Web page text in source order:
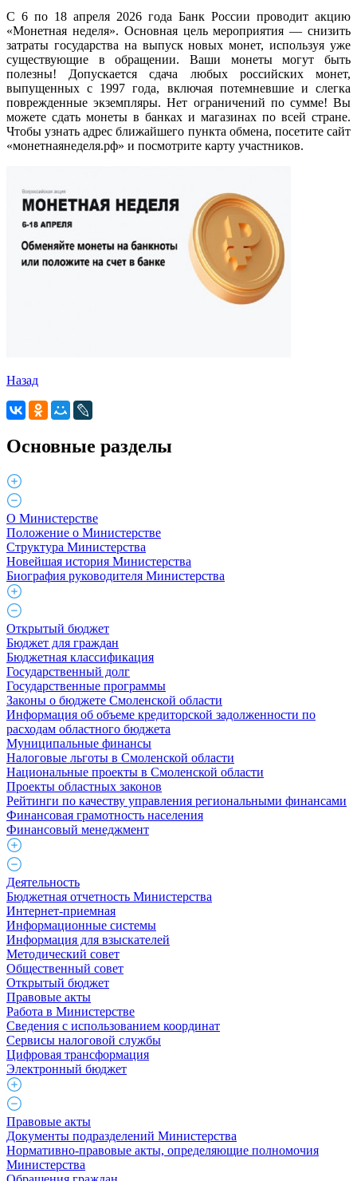
С 6 по 18 апреля 2026 года Банк России проводит акцию
«Монетная неделя». Основная цель мероприятия — снизить
затраты государства на выпуск новых монет, используя уже
существующие в обращении. Ваши монеты могут быть
полезны! Допускается сдача любых российских монет,
выпущенных с 1997 года, включая потемневшие и слегка
поврежденные экземпляры. Нет ограничений по сумме! Вы
можете сдать монеты в банках и магазинах по всей стране.
Чтобы узнать адрес ближайшего пункта обмена, посетите сайт
«монетнаянеделя.рф» и посмотрите карту участников.
Назад
Основные разделы
О Министерстве
Положение о Министерстве
Структура Министерства
Новейшая история Министерства
Биография руководителя Министерства
Открытый бюджет
Бюджет для граждан
Бюджетная классификация
Государственный долг
Государственные программы
Законы о бюджете Смоленской области
Информация об объеме кредиторской задолженности по
расходам областного бюджета
Муниципальные финансы
Налоговые льготы в Смоленской области
Национальные проекты в Смоленской области
Проекты областных законов
Рейтинги по качеству управления региональными финансами
Финансовая грамотность населения
Финансовый менеджмент
Деятельность
Бюджетная отчетность Министерства
Интернет-приемная
Информационные системы
Информация для взыскателей
Методический совет
Общественный совет
Открытый бюджет
Правовые акты
Работа в Министерстве
Cведения с использованием координат
Сервисы налоговой службы
Цифровая трансформация
Электронный бюджет
Правовые акты
Документы подразделений Министерства
Нормативно-правовые акты, определяющие полномочия
Министерства